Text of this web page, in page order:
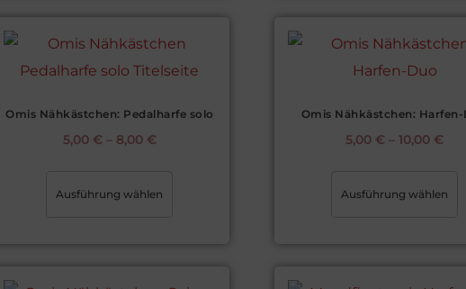
Omis Nähkästchen: Pedalharfe solo
5,00 € – 8,00 €
Ausführung wählen
Omis Nähkästchen:
5,00 € –10,00 €
Ausführung wählen